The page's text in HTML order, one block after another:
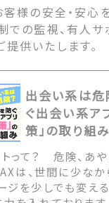
様の安全・安心
の監視、有人サ
供いたします。
出会い系は危
ぐ出会い系ア
策」の取り組み
って？ 危険、あや
は、世間に少なか
ジを少しでも変え